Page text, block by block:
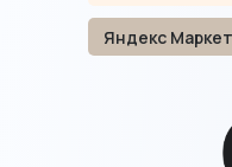
Яндекс Маркет